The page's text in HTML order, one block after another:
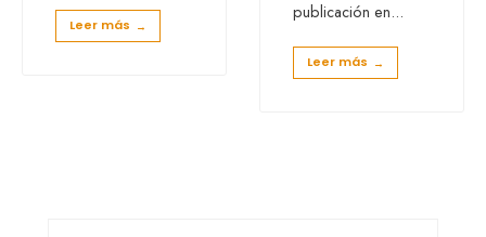
Leer más →
publicación en...
Leer más →